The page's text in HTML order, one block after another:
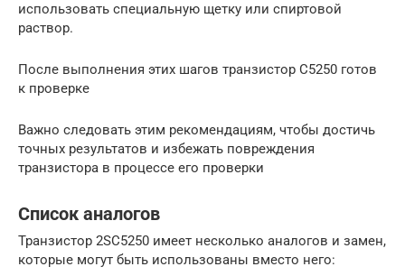
использовать специальную щетку или спиртовой
раствор.
После выполнения этих шагов транзистор C5250 готов
к проверке
Важно следовать этим рекомендациям, чтобы достичь
точных результатов и избежать повреждения
транзистора в процессе его проверки
Список аналогов
Транзистор 2SC5250 имеет несколько аналогов и замен,
которые могут быть использованы вместо него: